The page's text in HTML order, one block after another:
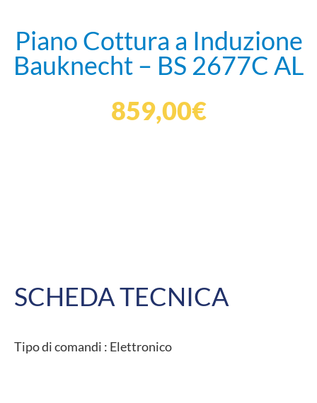
Piano Cottura a Induzione
Bauknecht – BS 2677C AL
859,00€
SCHEDA TECNICA
Tipo di comandi : Elettronico